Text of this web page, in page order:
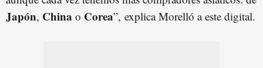
Japón, China o Corea”, explica Morelló a este digital.